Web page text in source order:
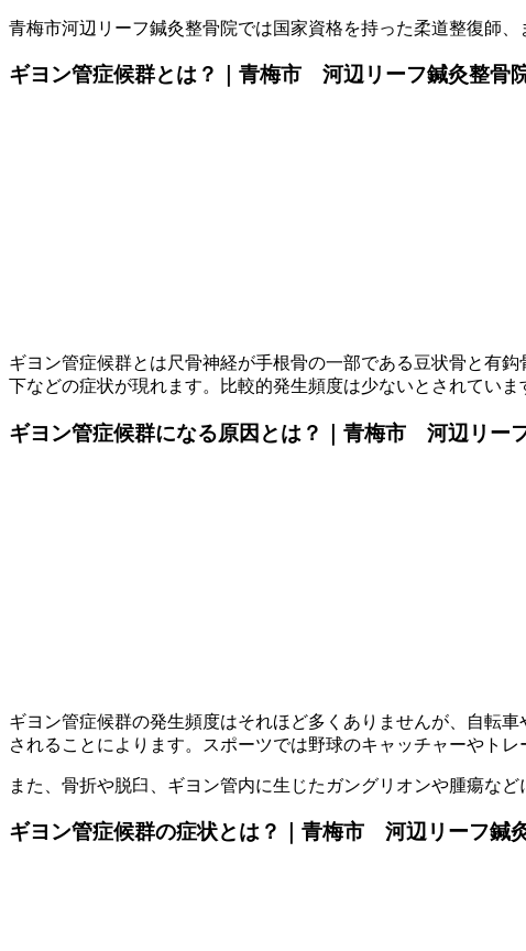
青梅市河辺リーフ鍼灸整骨院では国家資格を持った柔道整復師
ギヨン管症候群とは？｜青梅市 河辺リーフ鍼灸整骨
ギヨン管症候群とは尺骨神経が手根骨の一部である豆状骨と有
下などの症状が現れます。比較的発生頻度は少ないとされてい
ギヨン管症候群になる原因とは？｜青梅市 河辺リー
ギヨン管症候群の発生頻度はそれほど多くありませんが、自転
されることによります。スポーツでは野球のキャッチャーやト
また、骨折や脱臼、ギヨン管内に生じたガングリオンや腫瘍な
ギヨン管症候群の症状とは？｜青梅市 河辺リーフ鍼